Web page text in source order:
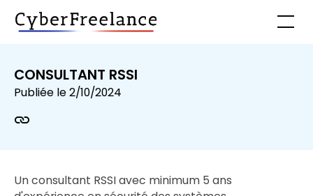
CONSULTANT RSSI
Publiée le2/10/2024
Un consultant RSSI avec minimum 5 ans